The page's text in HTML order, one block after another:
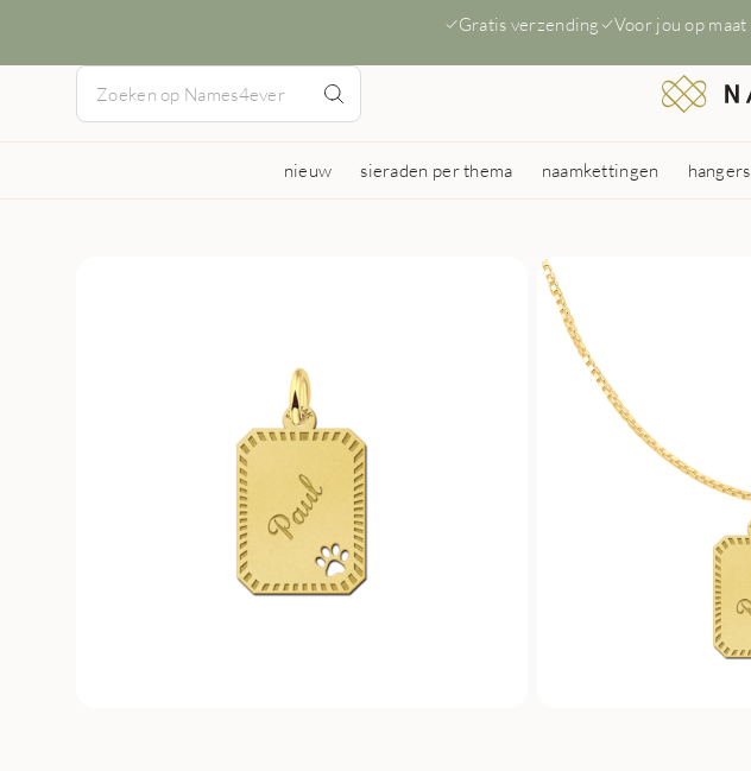
Gratis verzending Voor jou op
nieuw sieraden per thema naamkettingen